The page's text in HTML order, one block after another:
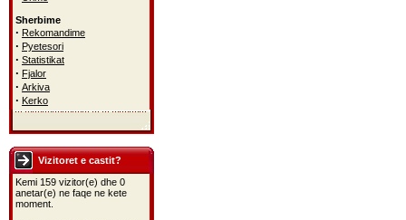
Sherbime
· Rekomandime
· Pyetesori
· Statistikat
· Fjalor
· Arkiva
· Kerko
Vizitoret e castit?
Kemi 159 vizitor(e) dhe 0
anetar(e) ne faqe ne kete
moment.